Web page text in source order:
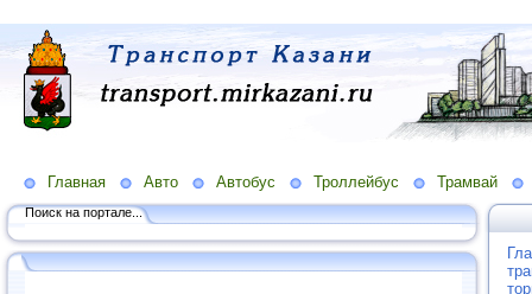
Главная Авто Автобус Троллейбус Трамвай
Поиск на портале...